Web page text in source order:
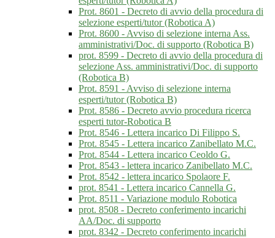
Prot. 8601 - Decreto di avvio della procedura di
selezione esperti/tutor (Robotica A)
Prot. 8600 - Avviso di selezione interna Ass.
amministrativi/Doc. di supporto (Robotica B)
prot. 8599 - Decreto di avvio della procedura di
selezione Ass. amministrativi/Doc. di supporto
(Robotica B)
Prot. 8591 - Avviso di selezione interna
esperti/tutor (Robotica B)
Prot. 8586 - Decreto avvio procedura ricerca
esperti tutor-Robotica B
Prot. 8546 - Lettera incarico Di Filippo S.
Prot. 8545 - Lettera incarico Zanibellato M.C.
Prot. 8544 - Lettera incarico Ceoldo G.
Prot. 8543 - lettera incarico Zanibellato M.C.
Prot. 8542 - lettera incarico Spolaore F.
prot. 8541 - Lettera incarico Cannella G.
Prot. 8511 - Variazione modulo Robotica
prot. 8508 - Decreto conferimento incarichi
AA/Doc. di supporto
prot. 8342 - Decreto conferimento incarichi